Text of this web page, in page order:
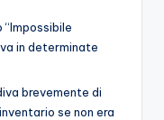
“Impossibile
in determinate
brevemente di
se non era